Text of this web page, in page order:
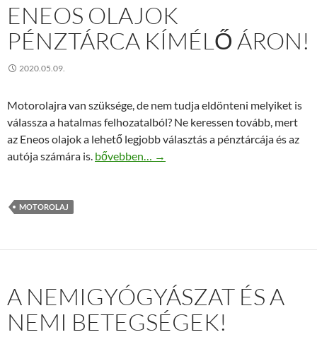
ENEOS OLAJOK
PÉNZTÁRCA KÍMÉLŐ ÁRON!
2020.05.09.
Motorolajra van szüksége, de nem tudja eldönteni melyiket is
válassza a hatalmas felhozatalból? Ne keressen tovább, mert
az Eneos olajok a lehető legjobb választás a pénztárcája és az
autója számára is. Eneos olajok pénztárca kímélő áron!
bővebben… →
MOTOROLAJ
A NEMIGYÓGYÁSZAT ÉS A
NEMI BETEGSÉGEK!